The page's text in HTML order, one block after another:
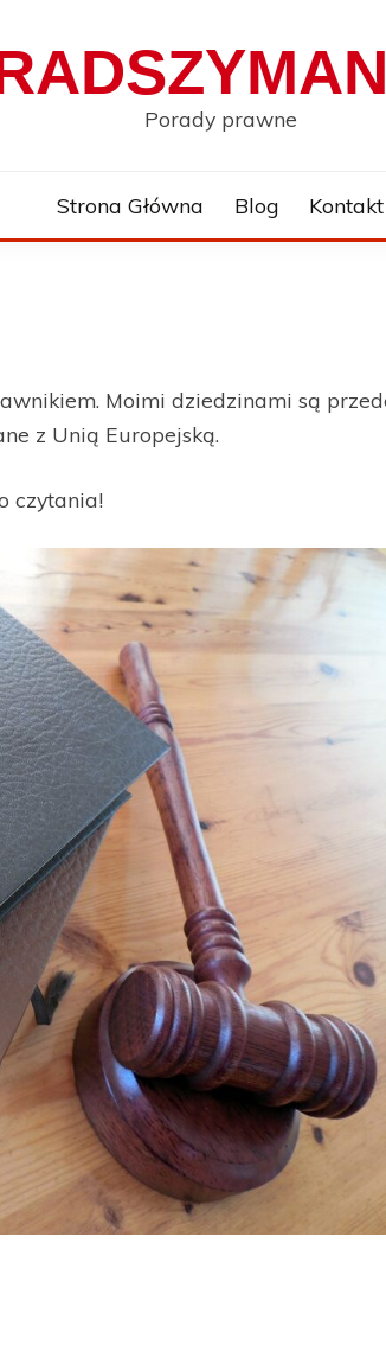
Porady prawne
Strona Główna Blog Kontakt
Moimi dziedzinami są
z Unią Europejską.
czytania!